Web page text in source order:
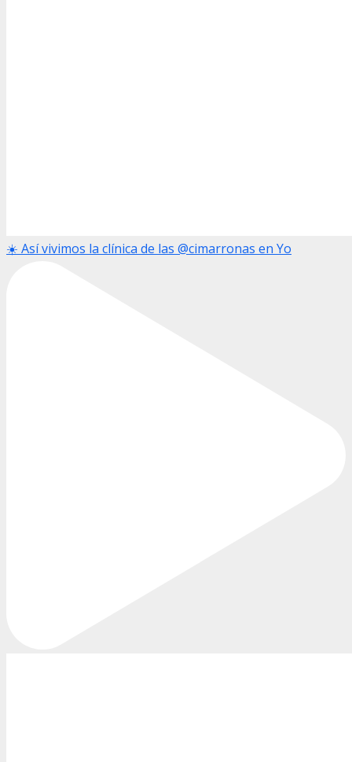
☀️ Así vivimos la clínica de las @cimarronas en Yo